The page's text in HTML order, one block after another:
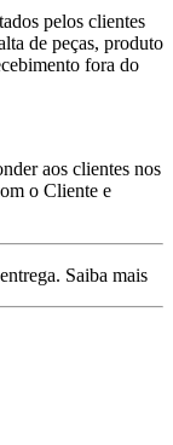
pelos clientes
de peças, produto
fora do
aos clientes nos
o Cliente e
Saiba mais